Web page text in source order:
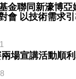
金聯同新濠博亞
會 以技術需求
場宣講活動順